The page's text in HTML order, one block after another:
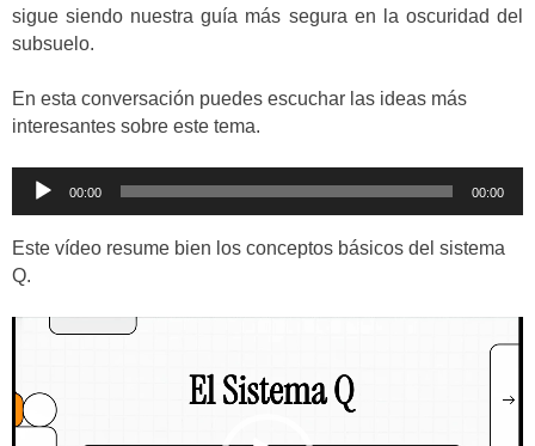
sigue siendo nuestra guía más segura en la oscuridad del
subsuelo.
En esta conversación puedes escuchar las ideas más
interesantes sobre este tema.
Reproductor
audio
00:00 00:00
Este vídeo resume bien los conceptos básicos del sistema
Q.
Reproductor